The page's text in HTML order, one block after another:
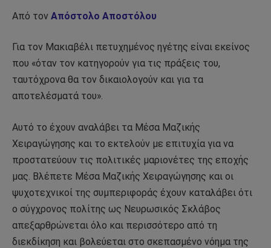
Από τον Απόστολο Αποστόλου
Για τον Μακιαβέλι πετυχημένος ηγέτης είναι εκείνος
που «όταν τον κατηγορούν για τις πράξεις του,
ταυτόχρονα θα τον δικαιολογούν και για τα
αποτελέσματά του».
Αυτό το έχουν αναλάβει τα Μέσα Μαζικής
Χειραγώγησης και το εκτελούν με επιτυχία για να
προστατεύουν τις πολιτικές μαριονέτες της εποχής
μας. Βλέπετε Μέσα Μαζικής Χειραγώγησης και οι
ψυχοτεχνικοί της συμπεριφοράς έχουν καταλάβει ότι
ο σύγχρονος πολίτης ως Νευρωσικός Σκλάβος
απεξαρθρώνεται όλο και περισσότερο από τη
διεκδίκηση και βολεύεται στο σκεπασμένο νόημα της